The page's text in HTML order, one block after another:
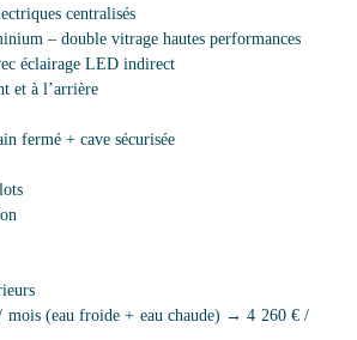
centralisés
– double vitrage hautes performances
éclairage LED indirect
et à l’arrière
fermé + cave sécurisée
mois (eau froide + eau chaude) → 4 260 € /